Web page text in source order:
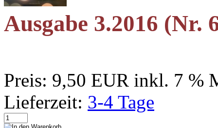
Ausgabe 3.2016 (Nr.
Preis: 9,50 EUR inkl. 7 %
Lieferzeit: 3-4 Tage